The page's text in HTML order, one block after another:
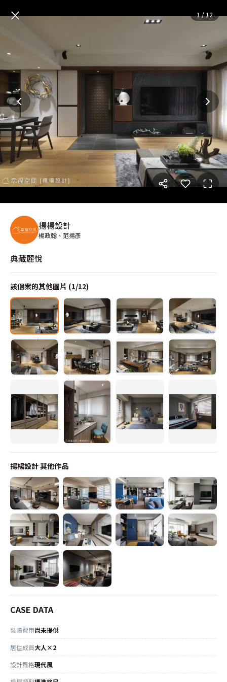
典藏麗悅— 完整照片空間靈感
× 1/12
揚楊設計
楊政翰、范揚彥
典藏麗悅
該個案的其他圖片 (1/12)
揚楊設計其他作品
CASE DATA
裝潢費用尚未提供
居住成員大人×2
設計風格現代風